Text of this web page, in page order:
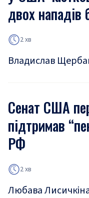
двох нападів
2 хв
Владислав
Сенат США
підтримав
РФ
2 хв
Любава